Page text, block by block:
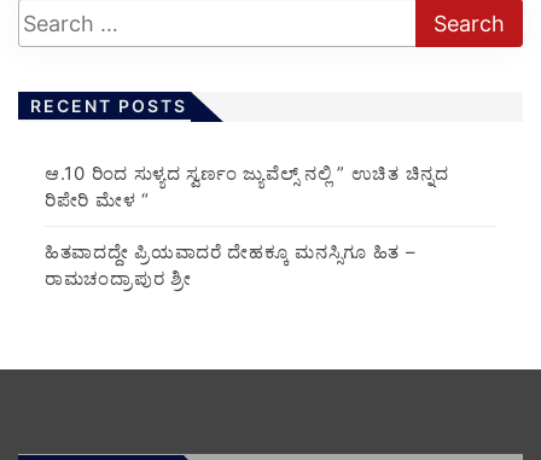
RECENT POSTS
ಆ.10 ರಿಂದ ಸುಳ್ಯದ ಸ್ವರ್ಣಂ ಜ್ಯುವೆಲ್ಸ್ ನಲ್ಲಿ ” ಉಚಿತ ಚಿನ್ನದ
ರಿಪೇರಿ ಮೇಳ “
ಹಿತವಾದದ್ದೇ ಪ್ರಿಯವಾದರೆ ದೇಹಕ್ಕೂ ಮನಸ್ಸಿಗೂ ಹಿತ –
ರಾಮಚಂದ್ರಾಪುರ ಶ್ರೀ